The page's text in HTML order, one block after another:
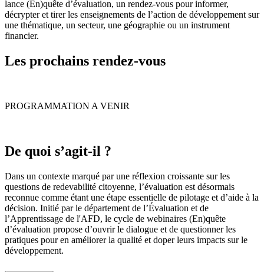
lance (En)quête d’évaluation, un rendez-vous pour informer,
décrypter et tirer les enseignements de l’action de développement sur
une thématique, un secteur, une géographie ou un instrument
financier.
Les prochains rendez-vous
PROGRAMMATION A VENIR
De quoi s’agit-il ?
Dans un contexte marqué par une réflexion croissante sur les
questions de redevabilité citoyenne, l’évaluation est désormais
reconnue comme étant une étape essentielle de pilotage et d’aide à la
décision. Initié par le département de l’Évaluation et de
l’Apprentissage de l'AFD, le cycle de webinaires (En)quête
d’évaluation propose d’ouvrir le dialogue et de questionner les
pratiques pour en améliorer la qualité et doper leurs impacts sur le
développement.